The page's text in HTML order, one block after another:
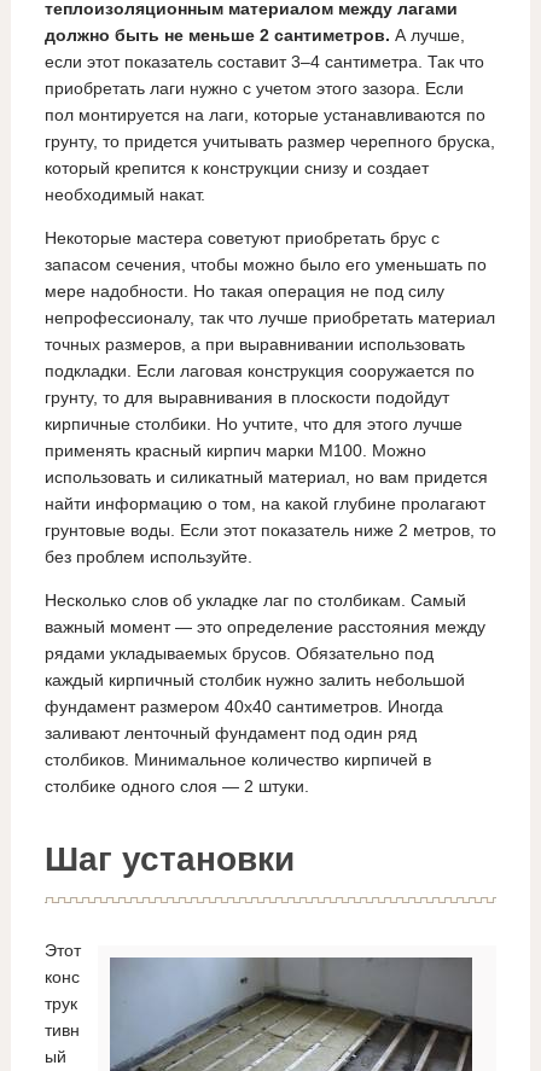
теплоизоляционным материалом между лагами
должно быть не меньше 2 сантиметров. А лучше,
если этот показатель составит 3–4 сантиметра. Так что
приобретать лаги нужно с учетом этого зазора. Если
пол монтируется на лаги, которые устанавливаются по
грунту, то придется учитывать размер черепного бруска,
который крепится к конструкции снизу и создает
необходимый накат.
Некоторые мастера советуют приобретать брус с
запасом сечения, чтобы можно было его уменьшать по
мере надобности. Но такая операция не под силу
непрофессионалу, так что лучше приобретать материал
точных размеров, а при выравнивании использовать
подкладки. Если лаговая конструкция сооружается по
грунту, то для выравнивания в плоскости подойдут
кирпичные столбики. Но учтите, что для этого лучше
применять красный кирпич марки М100. Можно
использовать и силикатный материал, но вам придется
найти информацию о том, на какой глубине пролагают
грунтовые воды. Если этот показатель ниже 2 метров, то
без проблем используйте.
Несколько слов об укладке лаг по столбикам. Самый
важный момент — это определение расстояния между
рядами укладываемых брусов. Обязательно под
каждый кирпичный столбик нужно залить небольшой
фундамент размером 40х40 сантиметров. Иногда
заливают ленточный фундамент под один ряд
столбиков. Минимальное количество кирпичей в
столбике одного слоя — 2 штуки.
Шаг установки
Этот
конс
трук
тивн
ый